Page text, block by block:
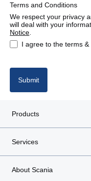
France
Germany
Latvia
Poland
Terms and Conditions
We respect your privacy
will deal with your
Notice
I agree to the terms &
Submit
Products
Services
About Scania